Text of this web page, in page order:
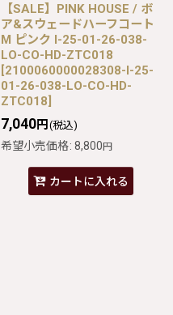
【SALE】PINK HOUSE / ボ
ア&スウェードハーフコート
M ピンク I-25-01-26-038-
LO-CO-HD-ZTC018
[2100060000028308-I-25-
01-26-038-LO-CO-HD-
ZTC018]
7,040円 (税込)
希望小売価格: 8,800円
カートに入れる